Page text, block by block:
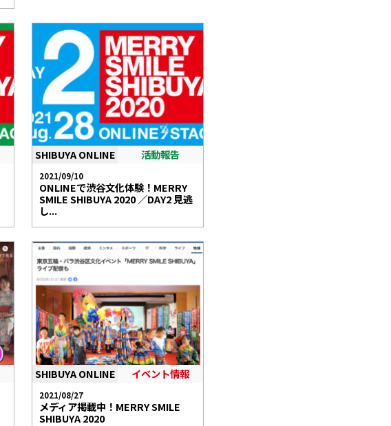
SHIBUYA ONLINE 活動報告
2021/09/10
ONLINEで渋谷文化体験！MERRY
SMILE SHIBUYA 2020 ／DAY2 見逃
し...
SHIBUYA ONLINE イベント情報
2021/08/27
メディア掲載中！MERRY SMILE
SHIBUYA 2020